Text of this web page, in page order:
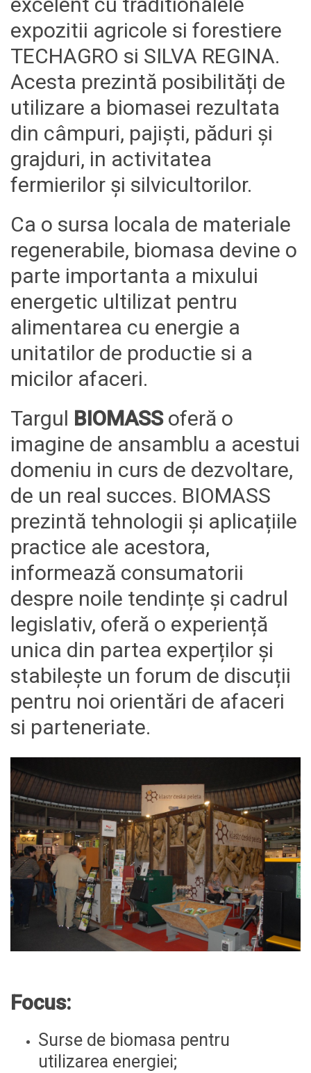
expozitii agricole si forestiere
TECHAGRO si SILVA REGINA.
Acesta prezintă posibilități de
utilizare a biomasei rezultata
din câmpuri, pajiști, păduri și
grajduri, in activitatea
fermierilor și silvicultorilor.
Ca o sursa locala de materiale
regenerabile, biomasa devine o
parte importanta a mixului
energetic ultilizat pentru
alimentarea cu energie a
unitatilor de productie si a
micilor afaceri.
Targul BIOMASS oferă o
imagine de ansamblu a acestui
domeniu in curs de dezvoltare,
de un real succes. BIOMASS
prezintă tehnologii și aplicațiile
practice ale acestora,
informează consumatorii
despre noile tendințe și cadrul
legislativ, oferă o experiență
unica din partea experților și
stabilește un forum de discuții
pentru noi orientări de afaceri
si parteneriate.
Focus:
Surse de biomasa pentru
utilizarea energiei;